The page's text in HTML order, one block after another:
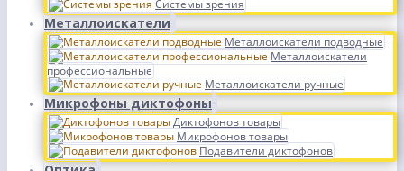
Системы зрения
Металлоискатели
Металлоискатели подводные
Металлоискатели
профессиональные
Металлоискатели ручные
Микрофоны диктофоны
Диктофонов товары
Микрофонов товары
Подавители диктофонов